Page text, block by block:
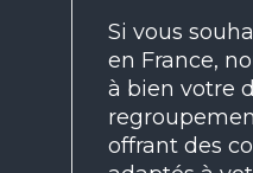
Si vous
en France,
à bien votre
offrant des